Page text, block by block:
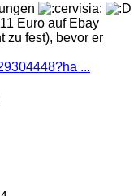
Euro auf Ebay
zu fest), bevor er
...